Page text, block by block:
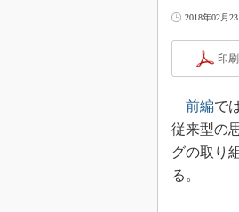
2018年02月
印
前編で
従来型の
グの取り
る。